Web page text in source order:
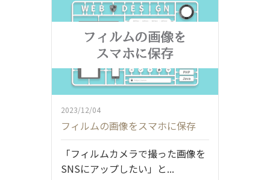
2023/12/04
フィルムの画像をスマホに保存
「フィルムカメラで撮った画像を
SNSにアップしたい」と...